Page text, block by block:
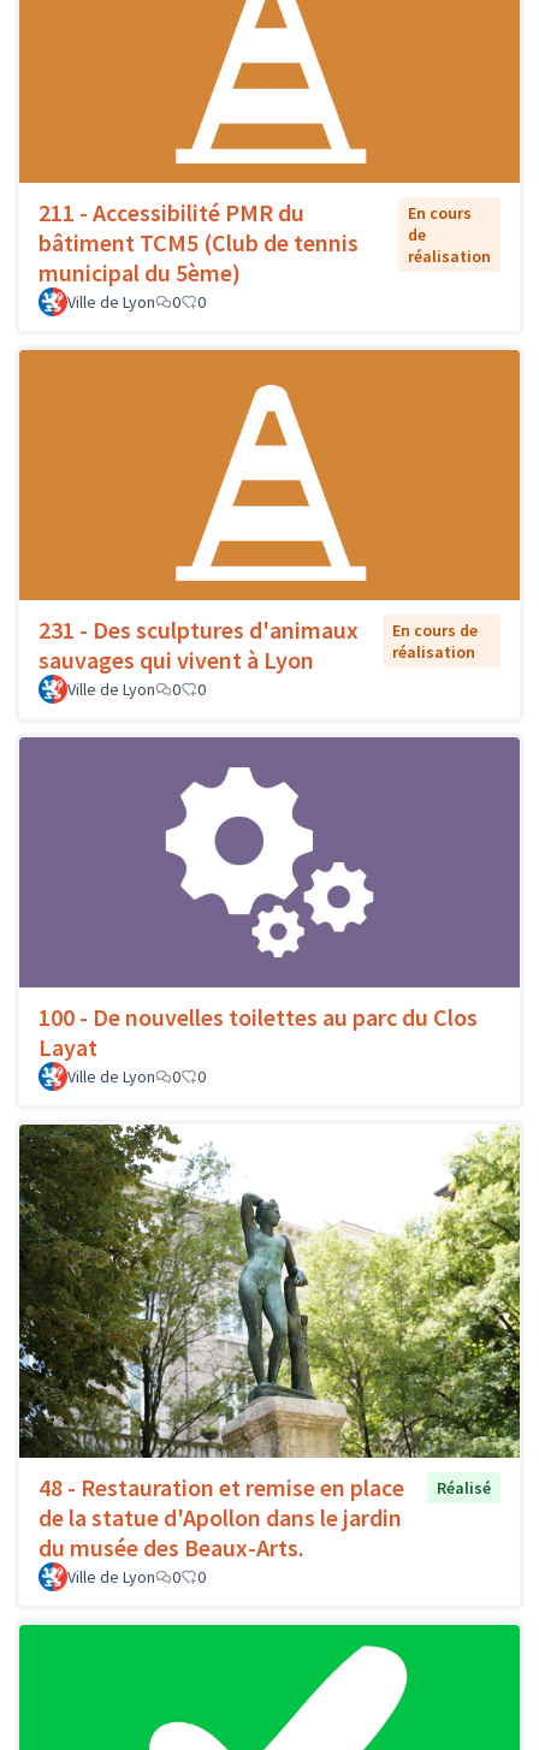
211 - Accessibilité PMR du
bâtiment TCM5 (Club de tennis
municipal du 5ème)
En cours
de
réalisation
Ville de Lyon 0 0
231 - Des sculptures d'animaux
sauvages qui vivent à Lyon
En cours de
réalisation
Ville de Lyon
0 0
100 - De nouvelles toilettes au parc du Clos
Layat
Ville de Lyon 0 0
48 - Restauration et remise en place
de la statue d'Apollon dans le jardin
du musée des Beaux-Arts.
Réalisé
Ville de Lyon 0 0